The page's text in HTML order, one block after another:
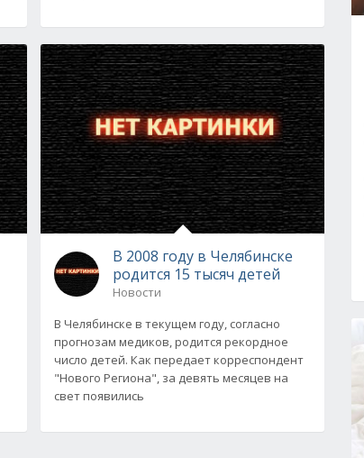
В 2008 году в Челябинске
родится 15 тысяч детей
Новости
В Челябинске в текущем году, согласно
прогнозам медиков, родится рекордное
число детей. Как передает корреспондент
"Нового Региона", за девять месяцев на
свет появились